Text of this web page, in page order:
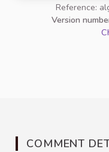
Reference:
Version
COMMENT